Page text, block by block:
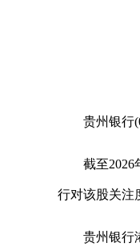
贵州银行
截至2026
行对该股关注
贵州银行